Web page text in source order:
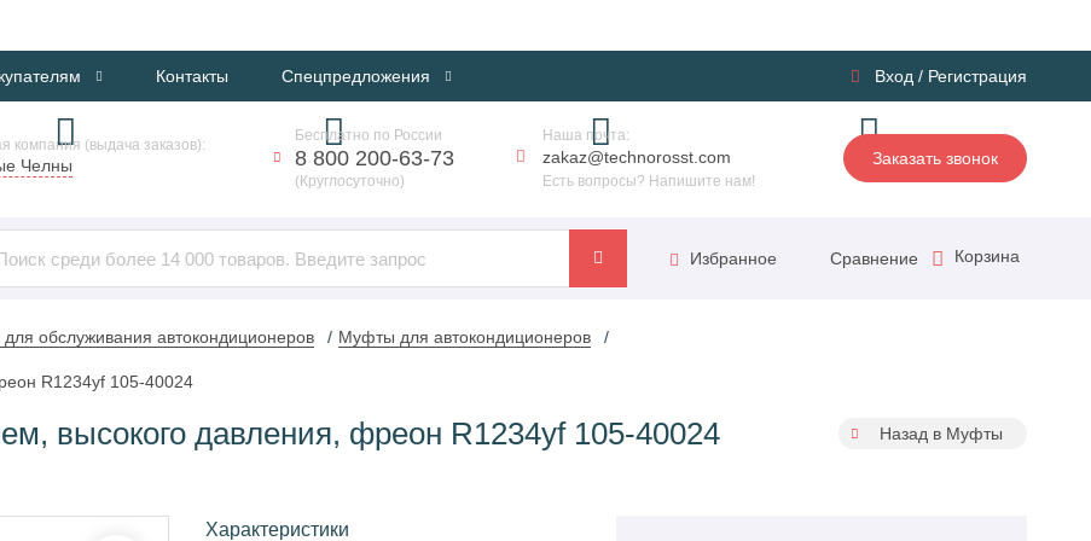
Контакты Спецпредложения Вход / Регистрация
компания (выдача заказов):
Челны
Бесплатно по России
8 800 200-63-73
(Круглосуточно)
Наша почта:
zakaz@technorosst.com
Есть вопросы? Напишите нам!
Заказать звонок
Избранное Сравнение Корзина
обслуживания автокондиционеров Муфты для автокондиционеров
R1234yf 105-40024
высокого давления, фреон R1234yf 105-40024
Назад в Муфты
Характеристики